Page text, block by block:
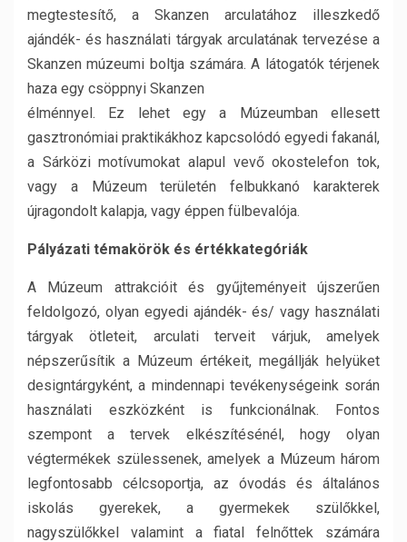
megtestesítő, a Skanzen arculatához illeszkedő
ajándék- és használati tárgyak arculatának tervezése a
Skanzen múzeumi boltja számára. A látogatók térjenek
haza egy csöppnyi Skanzen
élménnyel. Ez lehet egy a Múzeumban ellesett
gasztronómiai praktikákhoz kapcsolódó egyedi fakanál,
a Sárközi motívumokat alapul vevő okostelefon tok,
vagy a Múzeum területén felbukkanó karakterek
újragondolt kalapja, vagy éppen fülbevalója.
Pályázati témakörök és értékkategóriák
A Múzeum attrakcióit és gyűjteményeit újszerűen
feldolgozó, olyan egyedi ajándék- és/ vagy használati
tárgyak ötleteit, arculati terveit várjuk, amelyek
népszerűsítik a Múzeum értékeit, megállják helyüket
designtárgyként, a mindennapi tevékenységeink során
használati eszközként is funkcionálnak. Fontos
szempont a tervek elkészítésénél, hogy olyan
végtermékek szülessenek, amelyek a Múzeum három
legfontosabb célcsoportja, az óvodás és általános
iskolás gyerekek, a gyermekek szülőkkel,
nagyszülőkkel valamint a fiatal felnőttek számára